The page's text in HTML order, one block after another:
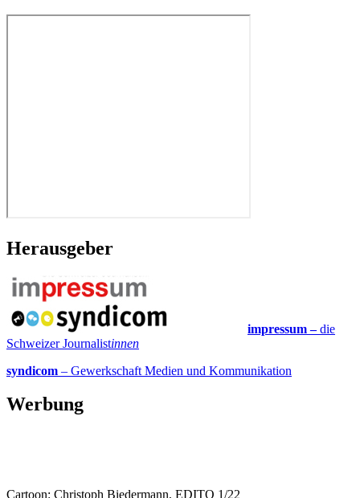
Herausgeber
impressum –die
Schweizer Journalistinnen
syndicom – Gewerkschaft Medien und Kommunikation
Werbung
Cartoon: Christoph Biedermann, EDITO 1/22